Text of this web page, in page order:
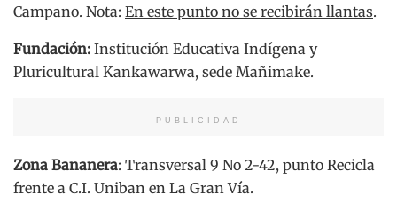
Campano. Nota: En este punto no se recibirán llantas.
Fundación: Institución Educativa Indígena y
Pluricultural Kankawarwa, sede Mañimake.
PUBLICIDAD
Zona Bananera: Transversal 9 No 2-42, punto Recicla
frente a C.I. Uniban en La Gran Vía.